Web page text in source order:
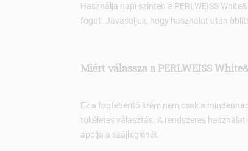
Használja napi szinten a PERLWEISS
fogat. Javasoljuk, hogy használat után
Miért válassza a PERLWEISS
Ez a fogfehérítő krém nem csak a
tökéletes választás. A rendszeres
ápolja a szájhigiénét.